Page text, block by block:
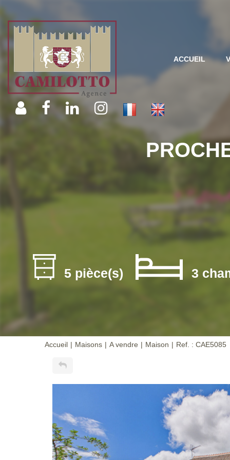
ACCUEIL
5 pièce(s) 3
Accueil Maisons A vendre Maison Ref. : CAE5085